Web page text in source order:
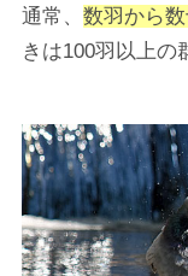
通常、 数羽から数
きは100羽以上の